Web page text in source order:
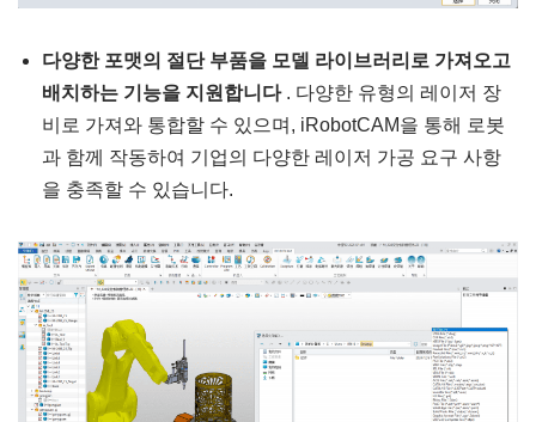
다양한 포맷의 절단 부품을 모델 라이브러리로 가져오고
배치하는 기능을 지원합니다. 다양한 유형의 레이저 장
비로 가져와 통합할 수 있으며, iRobotCAM을 통해 로봇
과 함께 작동하여 기업의 다양한 레이저 가공 요구 사항
을 충족할 수 있습니다.